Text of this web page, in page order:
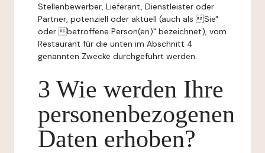
Stellenbewerber, Lieferant, Dienstleister oder
Partner, potenziell oder aktuell (auch als Sie"
oder betroffene Person(en)" bezeichnet), vom
Restaurant für die unten im Abschnitt 4
genannten Zwecke durchgeführt werden.
3 Wie werden Ihre
personenbezogenen
Daten erhoben?